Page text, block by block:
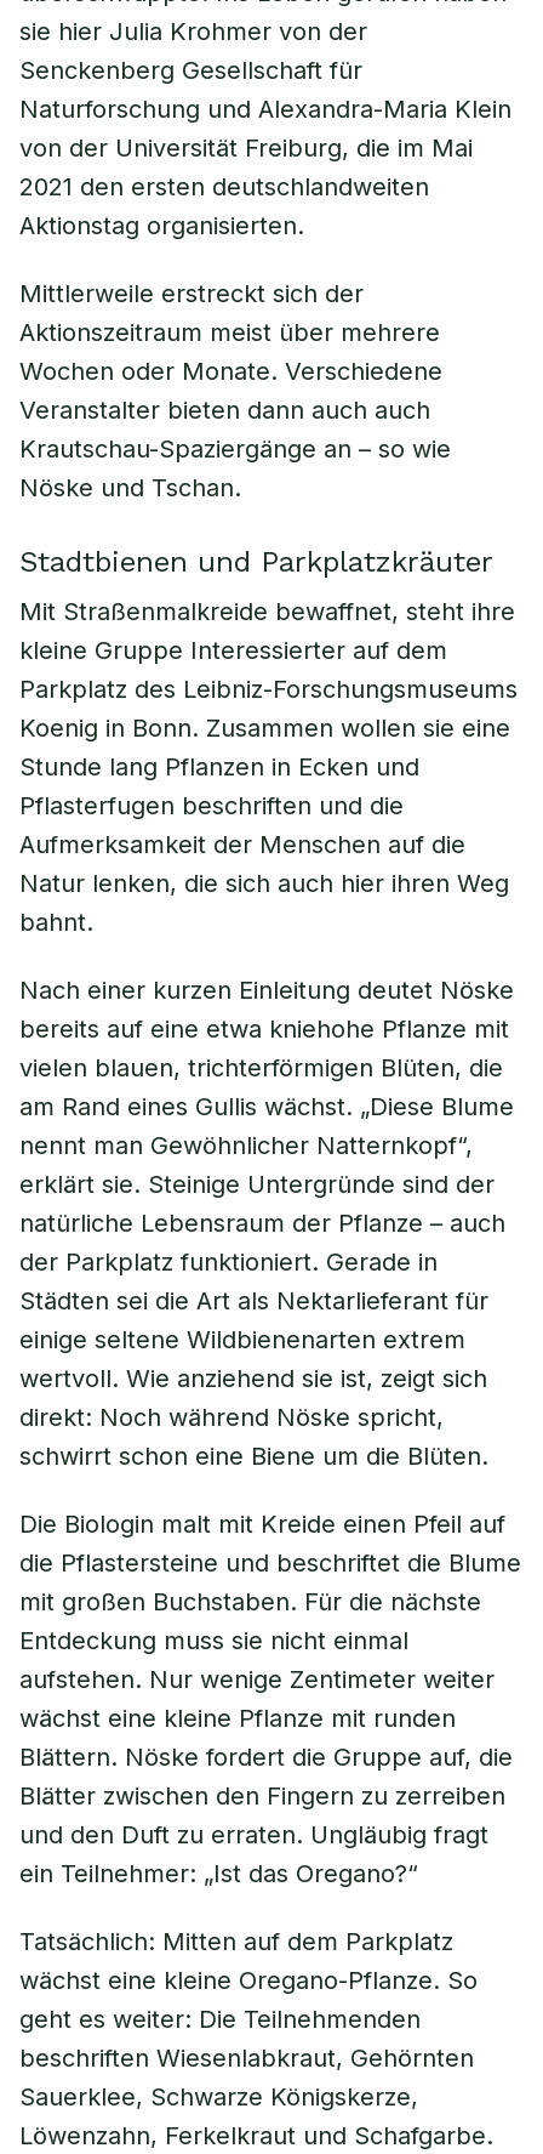
sie hier Julia Krohmer von der
Senckenberg Gesellschaft für
Naturforschung und Alexandra-Maria Klein
von der Universität Freiburg, die im Mai
2021 den ersten deutschlandweiten
Aktionstag organisierten.
Mittlerweile erstreckt sich der
Aktionszeitraum meist über mehrere
Wochen oder Monate. Verschiedene
Veranstalter bieten dann auch auch
Krautschau-Spaziergänge an – so wie
Nöske und Tschan.
Stadtbienen und Parkplatzkräuter
Mit Straßenmalkreide bewaffnet, steht ihre
kleine Gruppe Interessierter auf dem
Parkplatz des Leibniz-Forschungsmuseums
Koenig in Bonn. Zusammen wollen sie eine
Stunde lang Pflanzen in Ecken und
Pflasterfugen beschriften und die
Aufmerksamkeit der Menschen auf die
Natur lenken, die sich auch hier ihren Weg
bahnt.
Nach einer kurzen Einleitung deutet Nöske
bereits auf eine etwa kniehohe Pflanze mit
vielen blauen, trichterförmigen Blüten, die
am Rand eines Gullis wächst. „Diese Blume
nennt man Gewöhnlicher Natternkopf“,
erklärt sie. Steinige Untergründe sind der
natürliche Lebensraum der Pflanze – auch
der Parkplatz funktioniert. Gerade in
Städten sei die Art als Nektarlieferant für
einige seltene Wildbienenarten extrem
wertvoll. Wie anziehend sie ist, zeigt sich
direkt: Noch während Nöske spricht,
schwirrt schon eine Biene um die Blüten.
Die Biologin malt mit Kreide einen Pfeil auf
die Pflastersteine und beschriftet die Blume
mit großen Buchstaben. Für die nächste
Entdeckung muss sie nicht einmal
aufstehen. Nur wenige Zentimeter weiter
wächst eine kleine Pflanze mit runden
Blättern. Nöske fordert die Gruppe auf, die
Blätter zwischen den Fingern zu zerreiben
und den Duft zu erraten. Ungläubig fragt
ein Teilnehmer: „Ist das Oregano?“
Tatsächlich: Mitten auf dem Parkplatz
wächst eine kleine Oregano-Pflanze. So
geht es weiter: Die Teilnehmenden
beschriften Wiesenlabkraut, Gehörnten
Sauerklee, Schwarze Königskerze,
Löwenzahn, Ferkelkraut und Schafgarbe.